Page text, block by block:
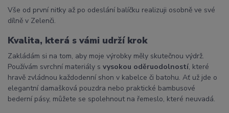
Vše od první nitky až po odeslání balíčku realizuji osobně ve své
dílně v Zelenči.
Kvalita, která s vámi udrží krok
Zakládám si na tom, aby moje výrobky měly skutečnou výdrž.
Používám svrchní materiály s vysokou oděruodolností, které
hravě zvládnou každodenní shon v kabelce či batohu. Ať už jde o
elegantní damašková pouzdra nebo praktické bambusové
bederní pásy, můžete se spolehnout na řemeslo, které neuvadá.